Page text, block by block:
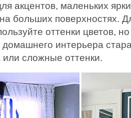
акцентов, маленьких
больших поверхностях.
оттенки цветов,
интерьера
сложные оттенки.